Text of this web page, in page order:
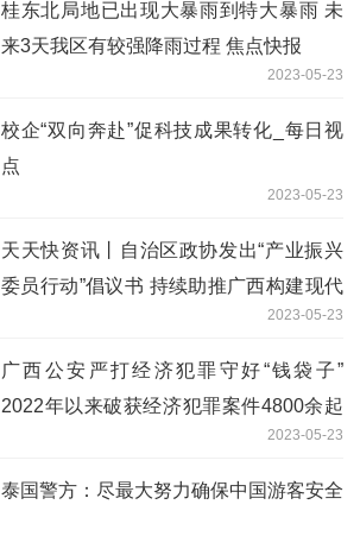
桂东北局地已出现大暴雨到特大暴雨 未
来3天我区有较强降雨过程 焦点快报
2023-05-23
校企“双向奔赴”促科技成果转化_每日视
点
2023-05-23
天天快资讯丨自治区政协发出“产业振兴
委员行动”倡议书 持续助推广西构建现代
2023-05-23
广西公安严打经济犯罪守好“钱袋子”
2022年以来破获经济犯罪案件4800余起
2023-05-23
泰国警方：尽最大努力确保中国游客安全